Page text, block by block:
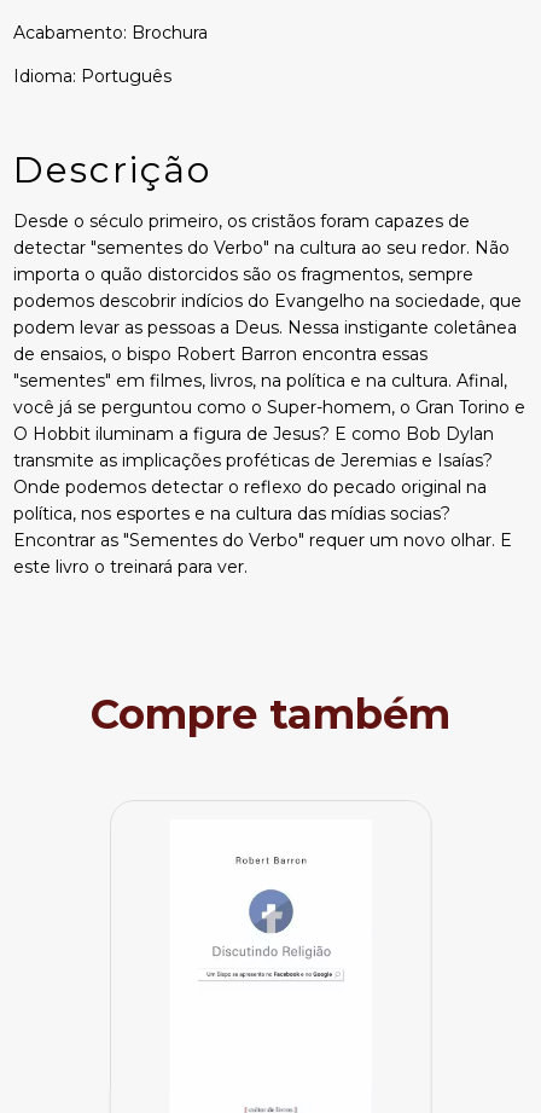
Acabamento: Brochura
Idioma: Português
Descrição
Desde o século primeiro, os cristãos foram capazes de
detectar "sementes do Verbo" na cultura ao seu redor. Não
importa o quão distorcidos são os fragmentos, sempre
podemos descobrir indícios do Evangelho na sociedade, que
podem levar as pessoas a Deus. Nessa instigante coletânea
de ensaios, o bispo Robert Barron encontra essas
"sementes" em filmes, livros, na política e na cultura. Afinal,
você já se perguntou como o Super-homem, o Gran Torino e
O Hobbit iluminam a figura de Jesus? E como Bob Dylan
transmite as implicações proféticas de Jeremias e Isaías?
Onde podemos detectar o reflexo do pecado original na
política, nos esportes e na cultura das mídias socias?
Encontrar as "Sementes do Verbo" requer um novo olhar. E
este livro o treinará para ver.
Compre também